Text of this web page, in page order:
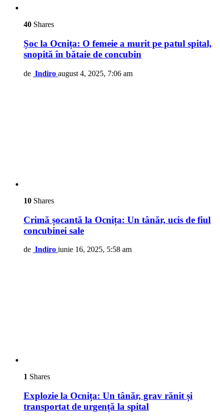
40 Shares
Șoc la Ocnița: O femeie a murit pe patul spital,
snopită în bătaie de concubin
de Indiro august 4, 2025, 7:06 am
10 Shares
Crimă șocantă la Ocnița: Un tânăr, ucis de fiul
concubinei sale
de Indiro iunie 16, 2025, 5:58 am
1 Shares
Explozie la Ocnița: Un tânăr, grav rănit și
transportat de urgență la spital